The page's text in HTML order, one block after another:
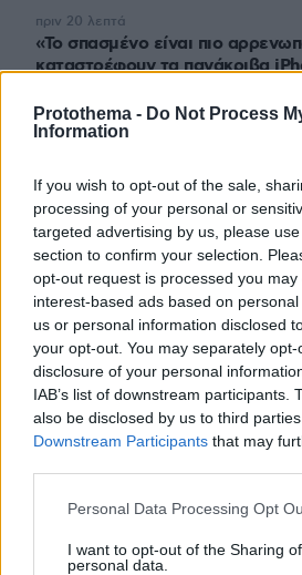
Protothema - Do Not Process
Information
If you wish to opt-out of the sale,
processing of your personal or
targeted advertising by us, please
section to confirm your selection.
opt-out request is processed you may
interest-based ads based on
us or personal information disclosed
your opt-out. You may separately
disclosure of your personal
IAB’s list of downstream participants.
also be disclosed by us to third
Downstream Participants that may
Please note that this website/app
not limited to your visit or usage
Personal Data Processing Opt
I want to opt-out of the Sharing
personal data.
«Το σπασμένο είναι πιο
καταστρέφουν τα πανάκριβα
πριν 20 λεπτά
διαγνωστεί με καρκίνο του
πριν 21 λεπτά
Η απουσία μέσα στη νύχτα και η
μηνύματα: Πώς η σύζυγος του
να τον υποπτεύεται για τη
Βρετανίδας στην Κυψέλη
πριν 27 λεπτά
ΔΕΙΤΕ ΟΛΕΣ ΤΙΣ ΕΙΔΗΣΕΙΣ
ΤΑ ΠΙΟ ΔΗΜΟΦΙΛΗ